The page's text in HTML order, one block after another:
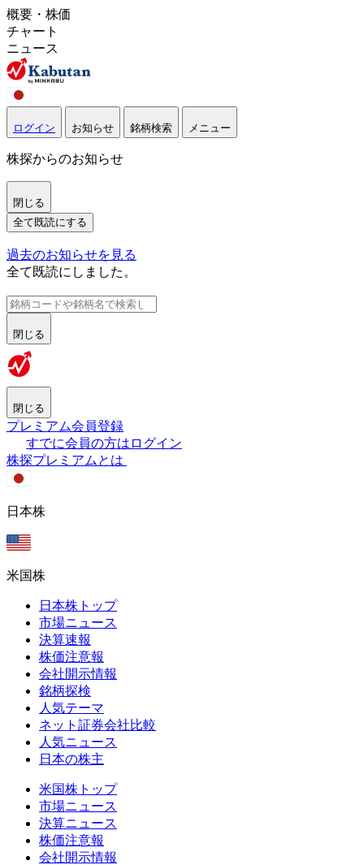
概要・株価
チャート
ニュース
ログイン お知らせ 銘柄検索 メニュー
株探からのお知らせ
閉じる
全て既読にする
過去のお知らせを見る
全て既読にしました。
閉じる
閉じる
プレミアム会員登録
すでに会員の方はログイン
株探プレミアムとは
日本株
米国株
日本株トップ
市場ニュース
決算速報
株価注意報
会社開示情報
銘柄探検
人気テーマ
ネット証券会社比較
人気ニュース
日本の株主
米国株トップ
市場ニュース
決算ニュース
株価注意報
会社開示情報